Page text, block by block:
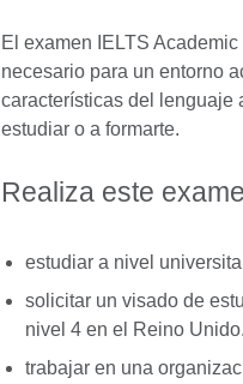
El examen IELTS
necesario para un entorno
características del lenguaje
estudiar o a formarte.
Realiza este
estudiar a nivel
solicitar un visado de
nivel 4 en el Reino Unido.
trabajar en una